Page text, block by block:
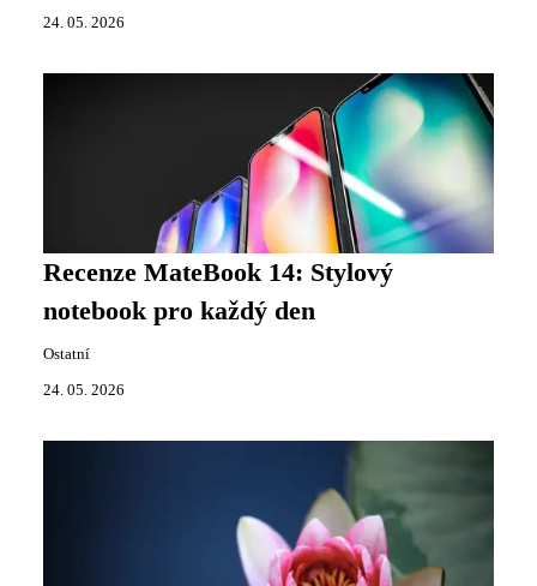
24. 05. 2026
Recenze MateBook 14: Stylový
notebook pro každý den
Ostatní
24. 05. 2026